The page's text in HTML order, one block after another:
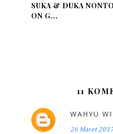
SUKA & DUKA
ON G...
11
WAHYU
26 Maret